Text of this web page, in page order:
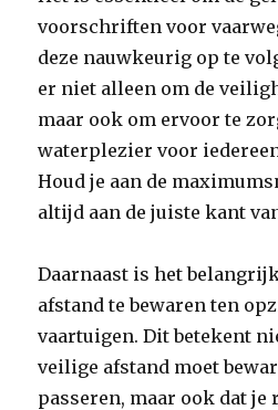
voorschriften voor
deze nauwkeurig op te
er niet alleen om de
maar ook om ervoor te
waterplezier voor
Houd je aan de
altijd aan de juiste kant
Daarnaast is het
afstand te bewaren ten
vaartuigen. Dit betekent
veilige afstand moet
passeren, maar ook dat je